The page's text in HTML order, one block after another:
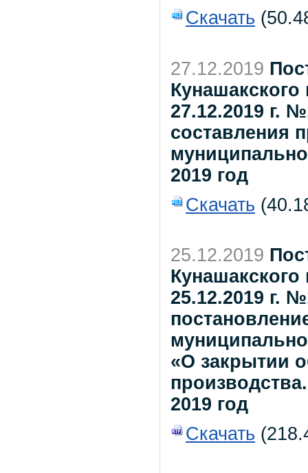
Скачать
27.12.2019
27.12.2019 г.
составления
2019 год
Скачать
25.12.2019
25.12.2019 г.
«О закрытии
2019 год
Скачать